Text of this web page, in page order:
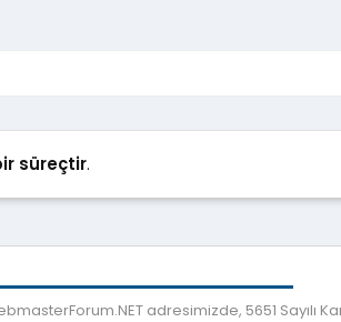
süreçtir.
adresimizde, 5651 Sayılı